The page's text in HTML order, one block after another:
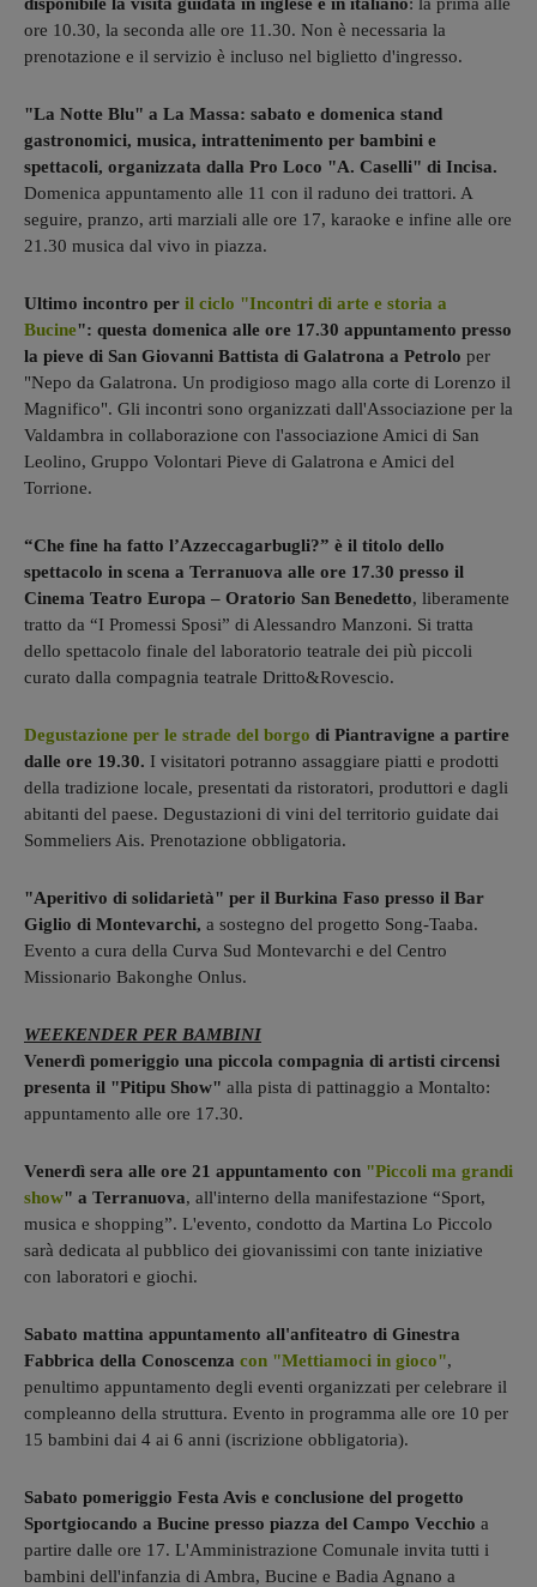
ore 10.30, la seconda alle ore 11.30. Non è necessaria la
prenotazione e il servizio è incluso nel biglietto d'ingresso.
"La Notte Blu" a La Massa: sabato e domenica stand
gastronomici, musica, intrattenimento per bambini e
spettacoli, organizzata dalla Pro Loco "A. Caselli" di Incisa.
Domenica appuntamento alle 11 con il raduno dei trattori. A
seguire, pranzo, arti marziali alle ore 17, karaoke e infine alle ore
21.30 musica dal vivo in piazza.
Ultimo incontro per il ciclo "Incontri di arte e storia a
Bucine": questa domenica alle ore 17.30 appuntamento presso
la pieve di San Giovanni Battista di Galatrona a Petrolo per
"Nepo da Galatrona. Un prodigioso mago alla corte di Lorenzo il
Magnifico". Gli incontri sono organizzati dall'Associazione per la
Valdambra in collaborazione con l'associazione Amici di San
Leolino, Gruppo Volontari Pieve di Galatrona e Amici del
Torrione.
“Che fine ha fatto l’Azzeccagarbugli?” è il titolo dello
spettacolo in scena a Terranuova alle ore 17.30 presso il
Cinema Teatro Europa – Oratorio San Benedetto, liberamente
tratto da “I Promessi Sposi” di Alessandro Manzoni. Si tratta
dello spettacolo finale del laboratorio teatrale dei più piccoli
curato dalla compagnia teatrale Dritto&Rovescio.
Degustazione per le strade del borgo di Piantravigne a partire
dalle ore 19.30. I visitatori potranno assaggiare piatti e prodotti
della tradizione locale, presentati da ristoratori, produttori e dagli
abitanti del paese. Degustazioni di vini del territorio guidate dai
Sommeliers Ais. Prenotazione obbligatoria.
"Aperitivo di solidarietà" per il Burkina Faso presso il Bar
Giglio di Montevarchi, a sostegno del progetto Song-Taaba.
Evento a cura della Curva Sud Montevarchi e del Centro
Missionario Bakonghe Onlus.
WEEKENDER PER BAMBINI
Venerdì pomeriggio una piccola compagnia di artisti circensi
presenta il "Pitipu Show" alla pista di pattinaggio a Montalto:
appuntamento alle ore 17.30.
Venerdì sera alle ore 21 appuntamento con "Piccoli ma grandi
show" a Terranuova, all'interno della manifestazione “Sport,
musica e shopping”. L'evento, condotto da Martina Lo Piccolo
sarà dedicata al pubblico dei giovanissimi con tante iniziative
con laboratori e giochi.
Sabato mattina appuntamento all'anfiteatro di Ginestra
Fabbrica della Conoscenza con "Mettiamoci in gioco",
penultimo appuntamento degli eventi organizzati per celebrare il
compleanno della struttura. Evento in programma alle ore 10 per
15 bambini dai 4 ai 6 anni (iscrizione obbligatoria).
Sabato pomeriggio Festa Avis e conclusione del progetto
Sportgiocando a Bucine presso piazza del Campo Vecchio a
partire dalle ore 17. L'Amministrazione Comunale invita tutti i
bambini dell'infanzia di Ambra, Bucine e Badia Agnano a